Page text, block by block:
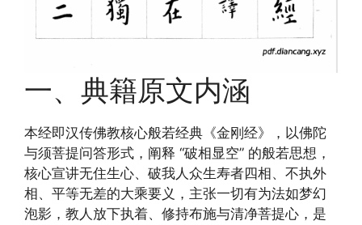
一、典籍原文内涵
本经即汉传佛教核心般若经典《金刚经》，以佛陀
与须菩提问答形式，阐释 “破相显空” 的般若思想，
核心宣讲无住生心、破我人众生寿者四相、不执外
相、平等无差的大乘要义，主张一切有为法如梦幻
泡影，教人放下执着、修持布施与清净菩提心，是